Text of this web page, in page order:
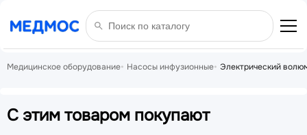
Медицинское оборудование Насосы инфузионные Электрический
С этим товаром покупают